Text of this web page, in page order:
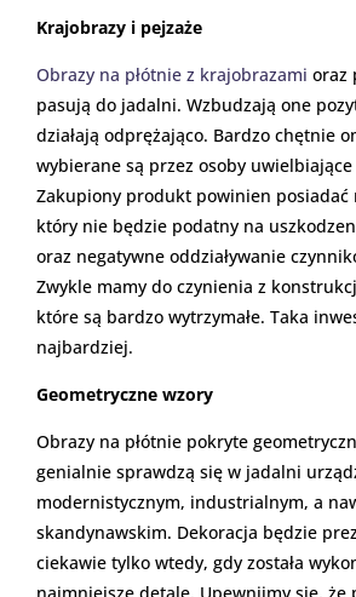
Krajobrazy i pejzaże
Obrazy na płótnie z krajobrazami oraz
pasują do jadalni. Wzbudzają one
działają odprężająco. Bardzo chętnie
wybierane są przez osoby
Zakupiony produkt powinien posiadać
który nie będzie podatny na
oraz negatywne oddziaływanie
Zwykle mamy do czynienia z
które są bardzo wytrzymałe. Taka
najbardziej.
Geometryczne wzory
Obrazy na płótnie pokryte
genialnie sprawdzą się w jadalni
modernistycznym, industrialnym, a
skandynawskim. Dekoracja będzie
ciekawie tylko wtedy, gdy została